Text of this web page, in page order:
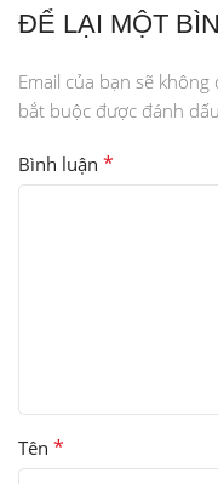
ĐỂ LẠI MỘT
Email của bạn sẽ
bắt buộc được đánh dấu
Bình luận *
Tên *